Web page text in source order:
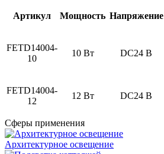
Артикул Мощность Напряжение
FETD14004-
10
10 Вт DC24 В
FETD14004-
12
12 Вт DC24 В
Сферы применения
Архитектурное освещение